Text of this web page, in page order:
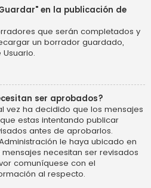
en la publicación de
que serán completados y
un borrador guardado,
ser aprobados?
vez ha decidido que los mensajes
estas intentando publicar
antes de aprobarlos.
le haya ubicado en
necesitan ser revisados
comuníquese con el
al respecto.